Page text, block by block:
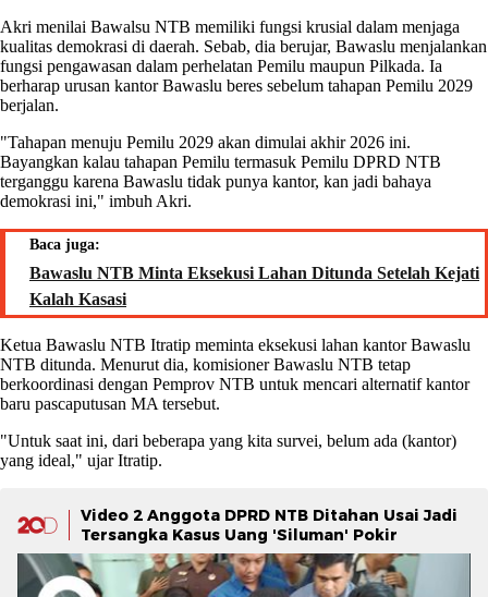
Akri menilai Bawalsu NTB memiliki fungsi krusial dalam menjaga
kualitas demokrasi di daerah. Sebab, dia berujar, Bawaslu menjalankan
fungsi pengawasan dalam perhelatan Pemilu maupun Pilkada. Ia
berharap urusan kantor Bawaslu beres sebelum tahapan Pemilu 2029
berjalan.
"Tahapan menuju Pemilu 2029 akan dimulai akhir 2026 ini.
Bayangkan kalau tahapan Pemilu termasuk Pemilu DPRD NTB
terganggu karena Bawaslu tidak punya kantor, kan jadi bahaya
demokrasi ini," imbuh Akri.
Baca juga:
Bawaslu NTB Minta Eksekusi Lahan Ditunda Setelah Kejati
Kalah Kasasi
Ketua Bawaslu NTB Itratip meminta eksekusi lahan kantor Bawaslu
NTB ditunda. Menurut dia, komisioner Bawaslu NTB tetap
berkoordinasi dengan Pemprov NTB untuk mencari alternatif kantor
baru pascaputusan MA tersebut.
"Untuk saat ini, dari beberapa yang kita survei, belum ada (kantor)
yang ideal," ujar Itratip.
Video 2 Anggota DPRD NTB Ditahan Usai Jadi
Tersangka Kasus Uang 'Siluman' Pokir